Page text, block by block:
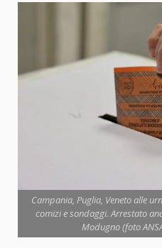
Campania, Puglia, Veneto alle
comizi e sondaggi. Arrestato
Modugno (foto